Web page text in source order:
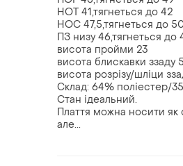
НОТ 41,тягнеться до 42
НОС 47,5,тягнеться до
ПЗ низу 46,тягнеться до
висота пройми 23
висота блискавки ззаду
висота розрізу/шліци
Склад: 64% поліестер/
Стан ідеальний.
Плаття можна носити як
але...